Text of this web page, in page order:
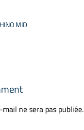
MID
ne sera pas publiée.